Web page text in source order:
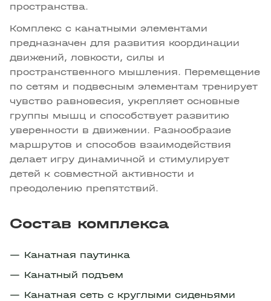
пространства.
Комплекс с канатными элементами
предназначен для развития координации
движений, ловкости, силы и
пространственного мышления. Перемещение
по сетям и подвесным элементам тренирует
чувство равновесия, укрепляет основные
группы мышц и способствует развитию
уверенности в движении. Разнообразие
маршрутов и способов взаимодействия
делает игру динамичной и стимулирует
детей к совместной активности и
преодолению препятствий.
Состав комплекса
Канатная паутинка
Канатный подъем
Канатная сеть с круглыми сиденьями